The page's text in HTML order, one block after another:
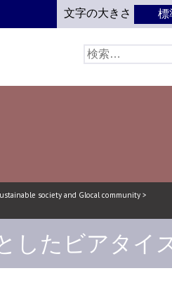
文字の大きさ 標
検
索:
society and Glocal community >
したビアタイ